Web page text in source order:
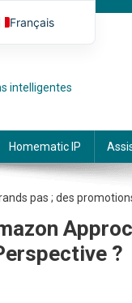
intelligentes
Homematic IP
?
Français
Italiano